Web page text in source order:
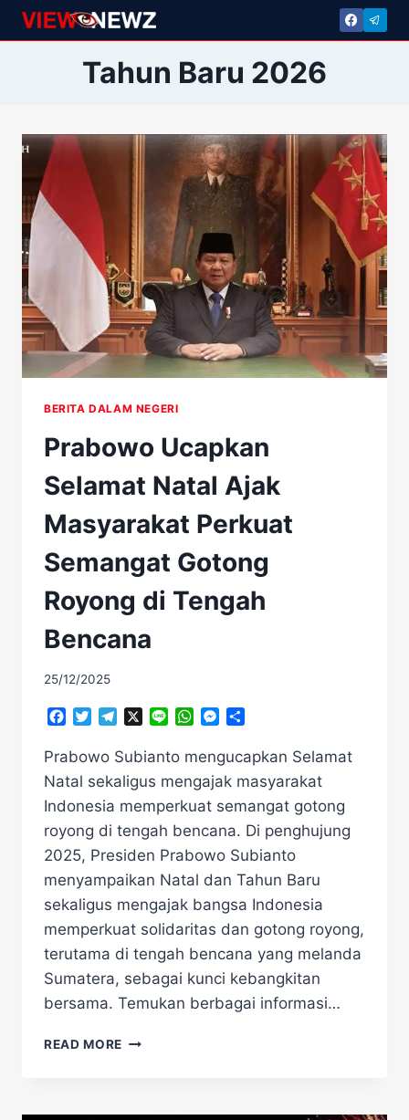
Skip
to
Tahun Baru 2026
BERITA DALAM NEGERI
Prabowo Ucapkan
Selamat Natal Ajak
Masyarakat Perkuat
Semangat Gotong
Royong di Tengah
Bencana
25/12/2025
Facebook
TwitterTelegramLine WhatsAppMessenger
Prabowo Subianto mengucapkan Selamat
Natal sekaligus mengajak masyarakat
Indonesia memperkuat semangat gotong
royong di tengah bencana. Di penghujung
2025, Presiden Prabowo Subianto
menyampaikan Natal dan Tahun Baru
sekaligus mengajak bangsa Indonesia
memperkuat solidaritas dan gotong royong,
terutama di tengah bencana yang melanda
Sumatera, sebagai kunci kebangkitan
bersama. Temukan berbagai informasi…
READ MORE PRABOWO
AJAK